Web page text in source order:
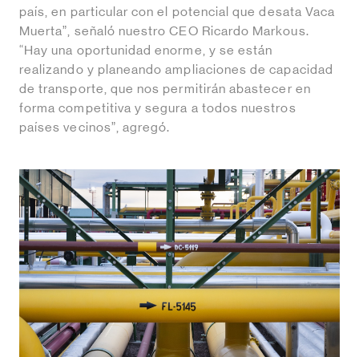
país, en particular con el potencial que desata Vaca
Muerta”, señaló nuestro CEO Ricardo Markous.
“Hay una oportunidad enorme, y se están
realizando y planeando ampliaciones de capacidad
de transporte, que nos permitirán abastecer en
forma competitiva y segura a todos nuestros
países vecinos”, agregó.